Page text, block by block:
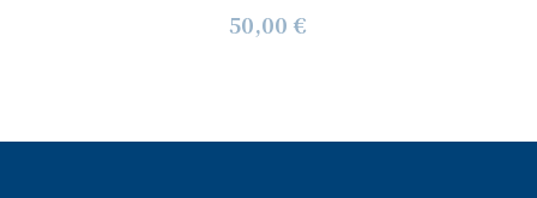
50,00 €